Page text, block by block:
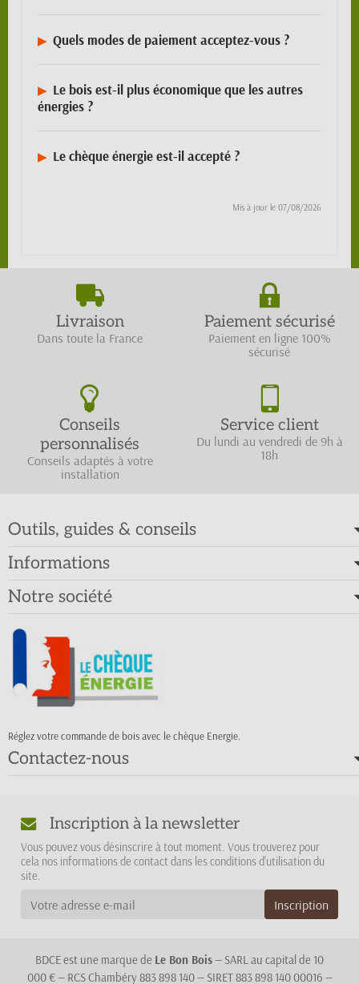
Quels modes de paiement acceptez-vous ?
Le bois est-il plus économique que les autres
énergies ?
Le chèque énergie est-il accepté ?
Mis à jour le 07/08/2026
Livraison
Dans toute la France
Paiement sécurisé
Paiement en ligne 100%
sécurisé
Conseils
personnalisés
Conseils adaptés à votre
installation
Service client
Du lundi au vendredi de 9h à
18h
Outils, guides & conseils
Informations
Notre société
Réglez votre commande de bois avec le chèque Energie.
Contactez-nous
Inscription à la newsletter
Vous pouvez vous désinscrire à tout moment. Vous trouverez pour
cela nos informations de contact dans les conditions d'utilisation du
site.
BDCE est une marque de Le Bon Bois— SARL au capital de 10
000 € — RCS Chambéry 883 898 140 — SIRET 883 898 140 00016 —